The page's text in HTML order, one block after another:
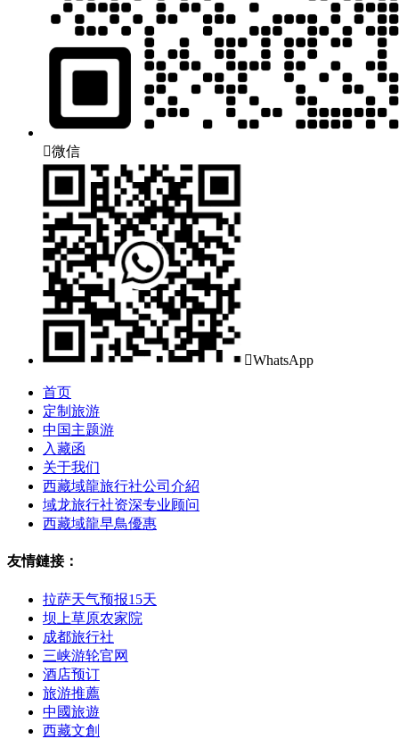
微信
WhatsApp
首页
定制旅游
中国主题游
入藏函
关于我们
西藏域龍旅行社公司介紹
域龙旅行社资深专业顾问
西藏域龍早鳥優惠
友情鏈接：
拉萨天气预报15天
坝上草原农家院
成都旅行社
三峡游轮官网
酒店预订
旅游推薦
中國旅遊
西藏文創